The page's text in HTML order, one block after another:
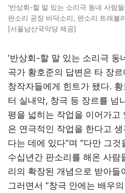
‘반상회-할 말 있는 소리극 동네 사람
판소리 공장 바닥소리, 판소리 트래블
[서울남산국악당 제공]
‘반상회-할 말 있는 소리극 동
곡가 황호준의 답변은 타 장
창작자들에게 힌트가 됐다.
터 실내악, 창극 등 장르를 넘
평을 넓히는 작업을 이어가고
은 연극적인 작업을 한다고
다는 데에 있다”며 “다만 그
수십년간 판소리를 해온 사람
리의 확장된 개념으로 받아들
그러면서 “창극 안에는 배우